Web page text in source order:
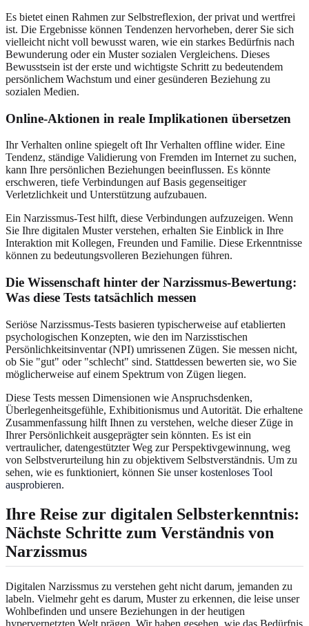
Es bietet einen Rahmen zur Selbstreflexion, der privat und wertfrei
ist. Die Ergebnisse können Tendenzen hervorheben, derer Sie sich
vielleicht nicht voll bewusst waren, wie ein starkes Bedürfnis nach
Bewunderung oder ein Muster sozialen Vergleichens. Dieses
Bewusstsein ist der erste und wichtigste Schritt zu bedeutendem
persönlichem Wachstum und einer gesünderen Beziehung zu
sozialen Medien.
Online-Aktionen in reale Implikationen übersetzen
Ihr Verhalten online spiegelt oft Ihr Verhalten offline wider. Eine
Tendenz, ständige Validierung von Fremden im Internet zu suchen,
kann Ihre persönlichen Beziehungen beeinflussen. Es könnte
erschweren, tiefe Verbindungen auf Basis gegenseitiger
Verletzlichkeit und Unterstützung aufzubauen.
Ein Narzissmus-Test hilft, diese Verbindungen aufzuzeigen. Wenn
Sie Ihre digitalen Muster verstehen, erhalten Sie Einblick in Ihre
Interaktion mit Kollegen, Freunden und Familie. Diese Erkenntnisse
können zu bedeutungsvolleren Beziehungen führen.
Die Wissenschaft hinter der Narzissmus-Bewertung:
Was diese Tests tatsächlich messen
Seriöse Narzissmus-Tests basieren typischerweise auf etablierten
psychologischen Konzepten, wie den im Narzisstischen
Persönlichkeitsinventar (NPI) umrissenen Zügen. Sie messen nicht,
ob Sie "gut" oder "schlecht" sind. Stattdessen bewerten sie, wo Sie
möglicherweise auf einem Spektrum von Zügen liegen.
Diese Tests messen Dimensionen wie Anspruchsdenken,
Überlegenheitsgefühle, Exhibitionismus und Autorität. Die erhaltene
Zusammenfassung hilft Ihnen zu verstehen, welche dieser Züge in
Ihrer Persönlichkeit ausgeprägter sein könnten. Es ist ein
vertraulicher, datengestützter Weg zur Perspektivgewinnung, weg
von Selbstverurteilung hin zu objektivem Selbstverständnis. Um zu
sehen, wie es funktioniert, können Sie unser kostenloses Tool
ausprobieren.
Ihre Reise zur digitalen Selbsterkenntnis:
Nächste Schritte zum Verständnis von
Narzissmus
Digitalen Narzissmus zu verstehen geht nicht darum, jemanden zu
labeln. Vielmehr geht es darum, Muster zu erkennen, die leise unser
Wohlbefinden und unsere Beziehungen in der heutigen
hypervernetzten Welt prägen. Wir haben gesehen, wie das Bedürfnis